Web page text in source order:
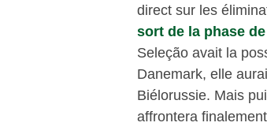
direct sur les
sort de la phase
Seleção avait la
Danemark, elle
Biélorussie. Mais
affrontera